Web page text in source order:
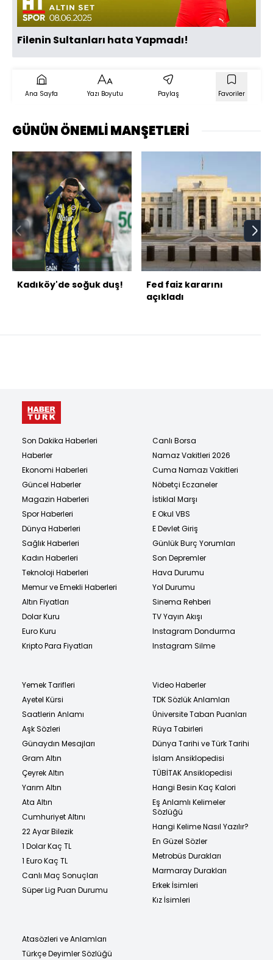
Filenin Sultanları hata Yapmadı!
Ana Sayfa Yazı Boyutu Paylaş Favoriler
GÜNÜN ÖNEMLİ MANŞETLERİ
Kadıköy'de soğuk duş!
Fed faiz kararını
açıkladı
Son Dakika Haberleri
Haberler
Ekonomi Haberleri
Güncel Haberler
Magazin Haberleri
Spor Haberleri
Dünya Haberleri
Sağlık Haberleri
Kadın Haberleri
Teknoloji Haberleri
Memur ve Emekli Haberleri
Altın Fiyatları
Dolar Kuru
Euro Kuru
Kripto Para Fiyatları
Canlı Borsa
Namaz Vakitleri 2026
Cuma Namazı Vakitleri
Nöbetçi Eczaneler
İstiklal Marşı
E Okul VBS
E Devlet Giriş
Günlük Burç Yorumları
Son Depremler
Hava Durumu
Yol Durumu
Sinema Rehberi
TV Yayın Akışı
Instagram Dondurma
Instagram Silme
Yemek Tarifleri
Ayetel Kürsi
Saatlerin Anlamı
Aşk Sözleri
Günaydın Mesajları
Gram Altın
Çeyrek Altın
Yarım Altın
Ata Altın
Cumhuriyet Altını
22 Ayar Bilezik
1 Dolar Kaç TL
1 Euro Kaç TL
Canlı Maç Sonuçları
Süper Lig Puan Durumu
Video Haberler
TDK Sözlük Anlamları
Üniversite Taban Puanları
Rüya Tabirleri
Dünya Tarihi ve Türk Tarihi
İslam Ansiklopedisi
TÜBİTAK Ansiklopedisi
Hangi Besin Kaç Kalori
Eş Anlamlı Kelimeler
Sözlüğü
Hangi Kelime Nasıl Yazılır?
En Güzel Sözler
Metrobüs Durakları
Marmaray Durakları
Erkek İsimleri
Kız İsimleri
Atasözleri ve Anlamları
Türkçe Deyimler Sözlüğü